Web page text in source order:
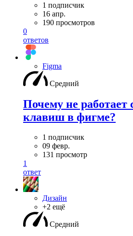
1 подписчик
16 апр.
190 просмотров
0
ответов
Figma
Средний
Почему не работает
клавиш в фигме?
1 подписчик
09 февр.
131 просмотр
1
ответ
Дизайн
+2 ещё
Средний